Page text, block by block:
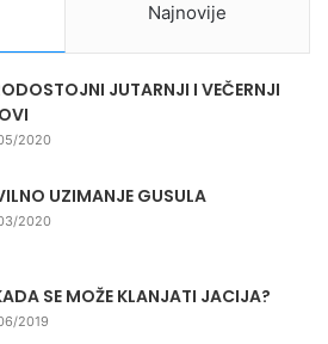
Najnovije
JUTARNJI I VEČERNJI
2020
UZIMANJE GUSULA
2020
SE MOŽE KLANJATI JACIJA?
2019